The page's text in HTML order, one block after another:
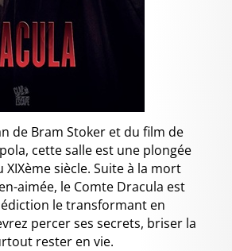
de Bram Stoker et du film de
cette salle est une plongée
siècle. Suite à la mort
aimée, le Comte Dracula est
le transformant en
percer ses secrets, briser la
rester en vie.